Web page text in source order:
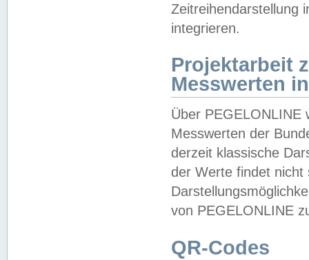
Zeitreihendarstellung
integrieren.
Projektarbeit
Messwerten
Über PEGELONLINE
Messwerten der
derzeit klassische
der Werte findet
von PEGELONLINE
QR-Codes